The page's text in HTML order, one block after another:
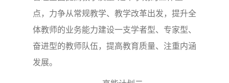
点，力争从常规教学、教学改革出发，提升全
体教师的业务能力建设一支学者型、专家型、
奋进型的教师队伍，提高教育质量、注重内涵
发展。